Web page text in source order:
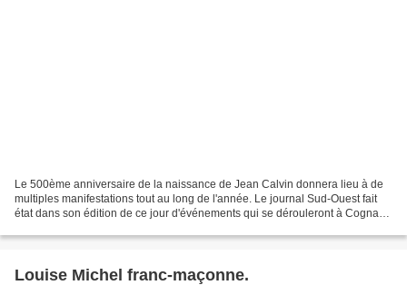
Le 500ème anniversaire de la naissance de Jean Calvin donnera lieu à de
multiples manifestations tout au long de l'année. Le journal Sud-Ouest fait
état dans son édition de ce jour d'événements qui se dérouleront à Cognac
Louise Michel franc-maçonne.